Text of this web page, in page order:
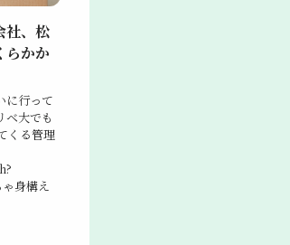
社、松
らかか
に行って
ベ大でも
くる管理
身構え